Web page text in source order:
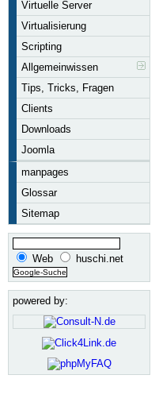
Virtuelle Server
Virtualisierung
Scripting
Allgemeinwissen
Tips, Tricks, Fragen
Clients
Downloads
Joomla
manpages
Glossar
Sitemap
Web huschi.net
powered by: